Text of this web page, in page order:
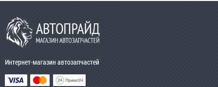
Интернет-магазин автозапчастей